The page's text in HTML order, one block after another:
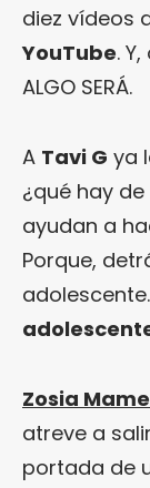
diez vídeos
YouTube.
ALGO SERÁ.
A Tavi G ya
¿qué hay
ayudan a
Porque,
Zosia
atreve a
portada de